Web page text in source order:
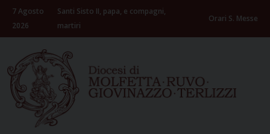
Skip
content
7 Agosto
2026
Santi Sisto II, papa, e compagni,
martiri
Orari S. Messe